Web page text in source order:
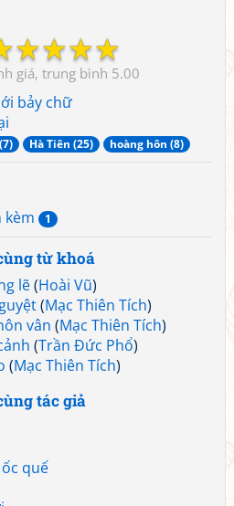
☆
☆
☆
☆
5.00
bảy chữ
Hà Tiên (25) hoàng hôn (8)
kèm
1
từ khoá
lẽ(Hoài Vũ)
(Mạc Thiên Tích)
vân (Mạc Thiên Tích)
(Trần Đức Phổ)
(Mạc Thiên Tích)
tác giả
quế